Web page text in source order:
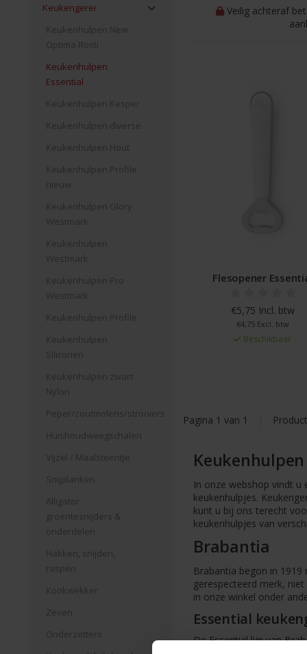
Keukengerei
Keukenhulpen New
Optima Rosti
Keukenhulpen
Essential
Keukenhulpen Kesper
Keukenhulpen diverse
Keukenhulpen Hout
Keukenhulpen Profile
nieuw
Keukenhulpen Glory
Westmark
Keukenhulpen
Westmark
Keukenhulpen Pro
Westmark
Keukenhulpen Profile
Keukenhulpen
Siliconen
Keukenhulpen zwart
Nylon
Peper/zoutmolens/strooiers
Huishoudweegschalen
Vijzel / Maalsteentje
Snijplanken
Alligator
groentesnijders &
onderdelen
Hakken, snijden,
raspen
Kookwekker
Zeven
Onderzetters
Veilig achteraf
Flesopener
€5,75 Incl. btw
€4,75 Excl. btw
Beschikbaar
Pagina 1 van 1
Keukenhulpen
In onze webshop vindt u
keukenhulpjes.
kunt u bij ons terecht
keukenhulpjes van
Brabantia
Brabantia begon in
gerespecteerd merk,
in onze winkel onder
Essential
De Essential lijn van